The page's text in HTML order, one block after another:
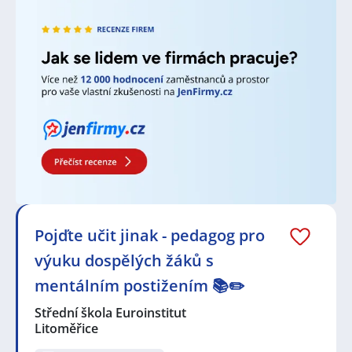
předměty podle své odbornosti. Profesoři na
vysokých školách a univerzitách působí převážně jako
lektoři a vyučují studenty na bakalářské, magisterské
nebo doktorské úrovni. Zároveň se mohou zapojovat
do výzkumu a publikovat akademické práce.
Učitelé mají možnost navazovat blízké vztahy se svými
studenty. Pomáhají jim ve vzdělávání, poskytují
podporu, radí a jsou zdrojem inspirace. Tato
interakce s mladými lidmi může být velmi obohacující
ovlivňovat životy svých studentů a přispívat k jejich
budoucnosti. Pomáhají jim vybudovat silné základy
pro jejich další vzdělání a kariéru. Vědomí, že jejich
práce může mít trvalý dopad na životy studentů,
může být pro učitele velmi uspokojivé. Samozřejmě,
ne každého práce učitele baví. Každý má odlišné
zájmy, schopnosti a preference. Nicméně, pro ty, kteří
mají vášeň pro vzdělávání a podporu studentů, může
být práce pedagoga velmi naplňující a motivující.
Pojďte učit jinak - pedagog pro
výuku dospělých žáků s
mentálním postižením 📚✏️
Střední škola Euroinstitut
Litoměřice